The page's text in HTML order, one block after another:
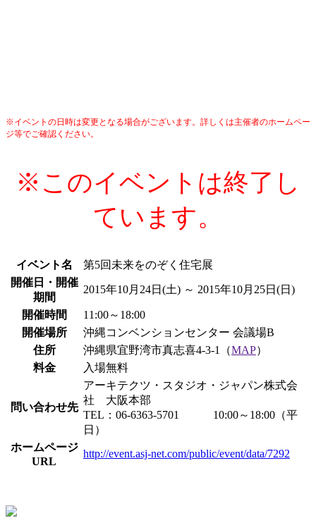
※イベントの日時は変更となる場合がございます。詳しくは主催者のホームペー
ジ等でご確認ください。
※このイベントは終了し
ています。
イベント名
第5回未来をのぞく住宅展
開催日・開催
期間
2015年10月24日(土) ～ 2015年10月25日(日)
開催時間
11:00～18:00
開催場所
沖縄コンベンションセンター 会議場B
住所
沖縄県宜野湾市真志喜4-3-1（MAP）
料金
入場無料
問い合わせ先
アーキテクツ・スタジオ・ジャパン株式会
社 大阪本部
TEL：06-6363-5701 10:00～18:00（平
日）
ホームページ
URL
http://event.asj-net.com/public/event/data/7292